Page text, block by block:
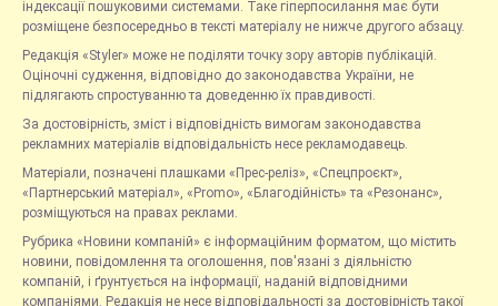
індексації пошуковими системами. Таке гіперпосилання має бути
розміщене безпосередньо в тексті матеріалу не нижче другого абзацу.
Редакція «Styler» може не поділяти точку зору авторів публікацій.
Оціночні судження, відповідно до законодавства України, не
підлягають спростуванню та доведенню їх правдивості.
За достовірність, зміст і відповідність вимогам законодавства
рекламних матеріалів відповідальність несе рекламодавець.
Матеріали, позначені плашками «Прес-реліз», «Спецпроєкт»,
«Партнерський матеріал», «Promo», «Благодійність» та «Резонанс»,
розміщуються на правах реклами.
Рубрика «Новини компаній» є інформаційним форматом, що містить
новини, повідомлення та оголошення, пов'язані з діяльністю
компаній, і ґрунтується на інформації, наданій відповідними
компаніями. Редакція не несе відповідальності за достовірність такої